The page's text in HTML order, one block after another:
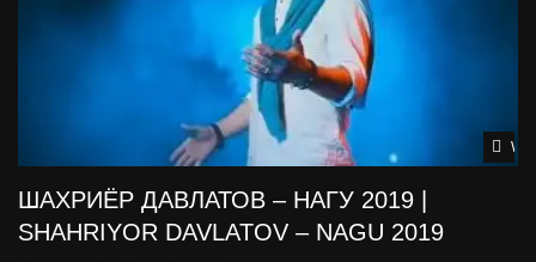
ШАХРИЁР ДАВЛАТОВ – НАГУ 2019 |
SHAHRIYOR DAVLATOV – NAGU 2019